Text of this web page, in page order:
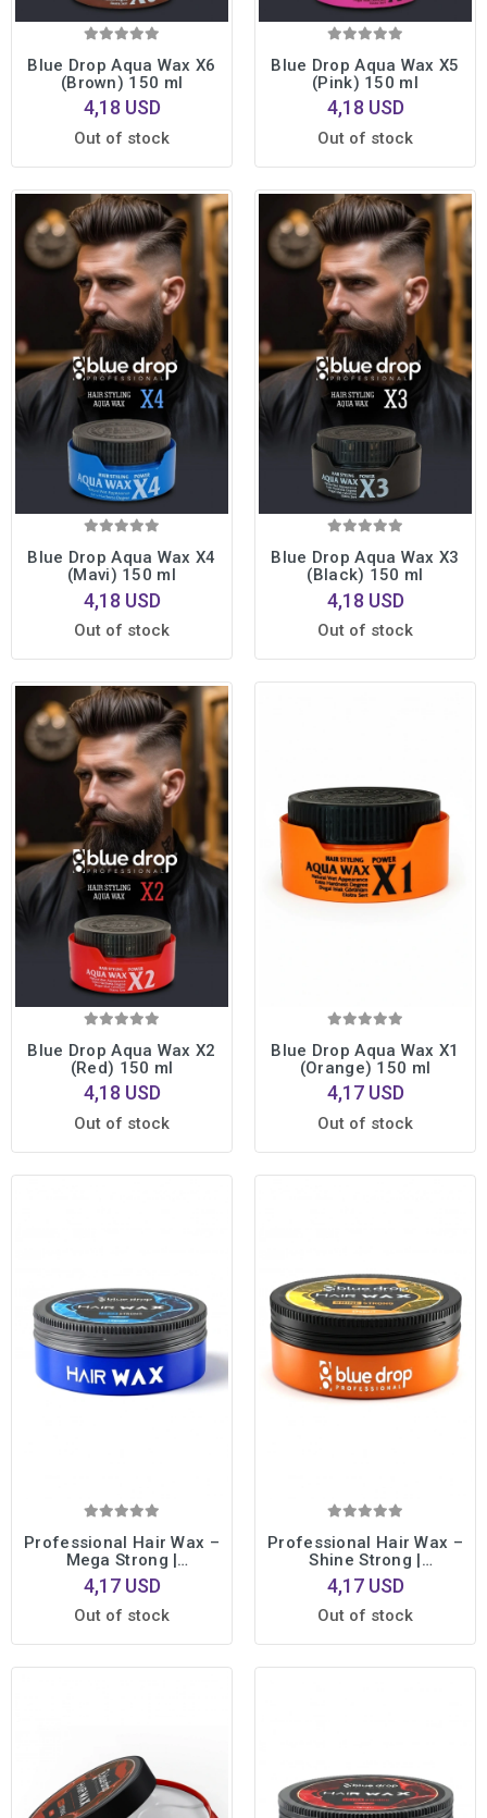
Blue Drop Aqua Wax X6
(Brown) 150 ml
4,18 USD
Out of stock
Blue Drop Aqua Wax X5
(Pink) 150 ml
4,18 USD
Out of stock
Blue Drop Aqua Wax X4
(Mavi) 150 ml
4,18 USD
Out of stock
Blue Drop Aqua Wax X3
(Black) 150 ml
4,18 USD
Out of stock
Blue Drop Aqua Wax X2
(Red) 150 ml
4,18 USD
Out of stock
Blue Drop Aqua Wax X1
(Orange) 150 ml
4,17 USD
Out of stock
Professional Hair Wax –
Mega Strong |
Profesyonel Şekillendirme
| Gün Boyu Kalıcı Etki 175
ml.
4,17 USD
Out of stock
Professional Hair Wax –
Shine Strong |
Profesyonel Şekillendirme
| Gün Boyu Kalıcı Etki 175
ml.
4,17 USD
Out of stock